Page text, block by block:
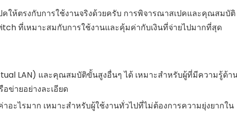
คให้ตรงกับการใช้งานจริงด้วยครับ การพิจารณาสเปคและคุณสมบัติ
ที่เหมาะสมกับการใช้งานและคุ้มค่ากับเงินที่จ่ายไปมากที่สุด
LAN) และคุณสมบัติขั้นสูงอื่นๆ ได้ เหมาะสำหรับผู้ที่มีความรู้ด้า
ข่ายอย่างละเอียด
าอะไรมาก เหมาะสำหรับผู้ใช้งานทั่วไปที่ไม่ต้องการความยุ่งยากใน